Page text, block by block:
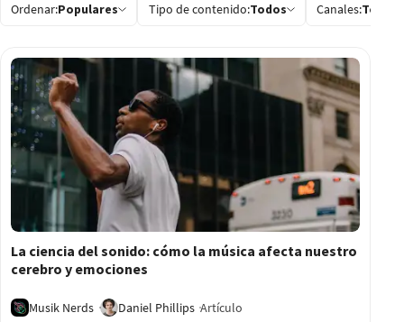
Ordenar:Populares Tipo de contenido:Todos Canales:Todos
La ciencia del sonido: cómo la música afecta nuestro
cerebro y emociones
Musik Nerds Daniel Phillips Artículo